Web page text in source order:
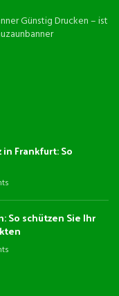
Günstig Drucken – ist
Frankfurt: So
So schützen Sie Ihr